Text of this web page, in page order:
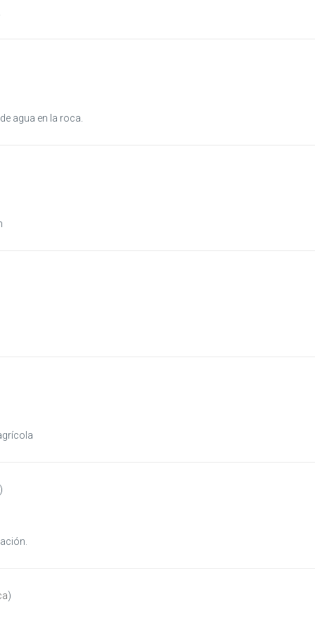
agua en la roca.
)
)